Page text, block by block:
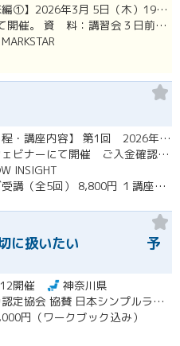
③【臨床編①】2026年3月 5日（木）19:00〜21:00（アーカイブ配信１ヶ月間） ④【臨床編②】2026年…開催
催。
資 料：講習会３日前までに、PDFデータまたはGoogleドライブにてお送りいたします。
【開催日程・講座内容】 第1回 2026年10月31日（土）19：00～20：30（見逃し配信視聴期間：2026…開催
ZOOMウェビナーにて開催 ご入金確認後メールにてURLをお知らせいたします
INSIGHT
シリーズ受講（全5回） 8,800円 １講座ごと 2,200円
大切に扱いたい 予
開催
神奈川県
予防介助認定協会 協賛 日本シンプルラーニング協会 楽な動きの学習会
円（ワークブック込み）